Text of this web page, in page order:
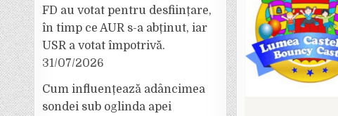
FD au votat pentru desființare,
în timp ce AUR s-a abținut, iar
USR a votat împotrivă.
31/07/2026
Cum influențează adâncimea
sondei sub oglinda apei